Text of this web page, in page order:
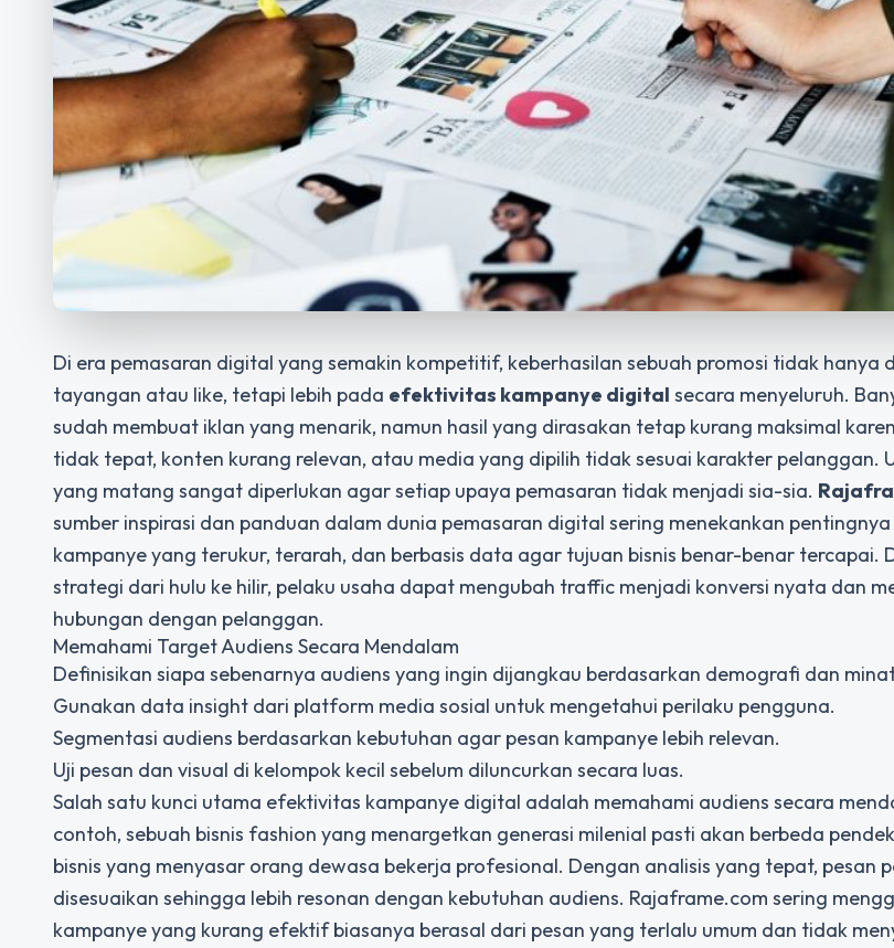
Di era pemasaran digital yang semakin kompetitif, keberhasilan sebuah promosi tidak hanya
tayangan atau like, tetapi lebih pada efektivitas kampanye digital secara menyeluruh.
sudah membuat iklan yang menarik, namun hasil yang dirasakan tetap kurang maksimal
tidak tepat, konten kurang relevan, atau media yang dipilih tidak sesuai karakter pelanggan.
yang matang sangat diperlukan agar setiap upaya pemasaran tidak menjadi sia-sia.
sumber inspirasi dan panduan dalam dunia pemasaran digital sering menekankan pentingnya
kampanye yang terukur, terarah, dan berbasis data agar tujuan bisnis benar-benar tercapai.
strategi dari hulu ke hilir, pelaku usaha dapat mengubah traffic menjadi konversi nyata dan
hubungan dengan pelanggan.
Memahami Target Audiens Secara Mendalam
Definisikan siapa sebenarnya audiens yang ingin dijangkau berdasarkan demografi dan
Gunakan data insight dari platform media sosial untuk mengetahui perilaku pengguna.
Segmentasi audiens berdasarkan kebutuhan agar pesan kampanye lebih relevan.
Uji pesan dan visual di kelompok kecil sebelum diluncurkan secara luas.
Salah satu kunci utama efektivitas kampanye digital adalah memahami audiens secara
contoh, sebuah bisnis fashion yang menargetkan generasi milenial pasti akan berbeda
bisnis yang menyasar orang dewasa bekerja profesional. Dengan analisis yang tepat, pesan
disesuaikan sehingga lebih resonan dengan kebutuhan audiens. Rajaframe.com sering
kampanye yang kurang efektif biasanya berasal dari pesan yang terlalu umum dan tidak